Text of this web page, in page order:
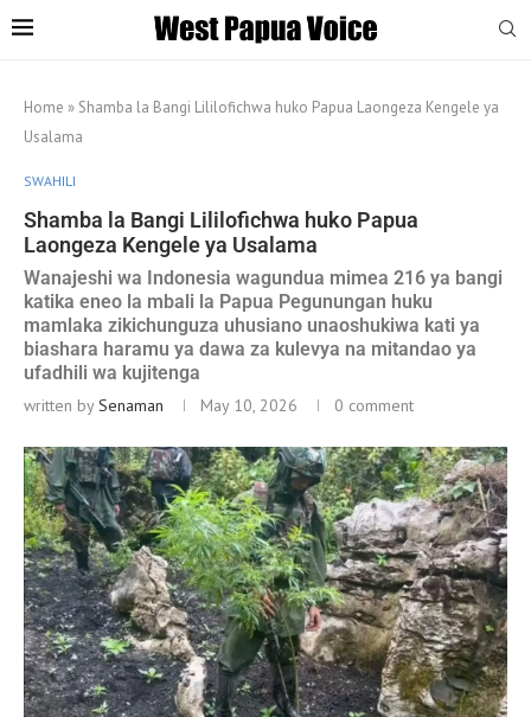
Home » Shamba la Bangi Lililofichwa huko Papua Laongeza Kengele ya
Usalama
SWAHILI
Shamba la Bangi Lililofichwa huko Papua
Laongeza Kengele ya Usalama
Wanajeshi wa Indonesia wagundua mimea 216 ya bangi
katika eneo la mbali la Papua Pegunungan huku
mamlaka zikichunguza uhusiano unaoshukiwa kati ya
biashara haramu ya dawa za kulevya na mitandao ya
ufadhili wa kujitenga
written bySenaman May 10, 2026 0 comment